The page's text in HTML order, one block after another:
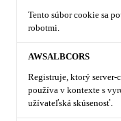
Tento súbor cookie sa
robotmi.
AWSALBCORS
Registruje, ktorý server-
používa v kontexte s
užívateľská skúsenosť.